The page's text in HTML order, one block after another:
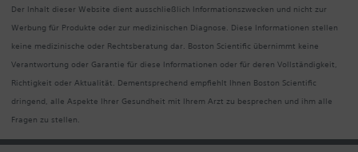
Der Inhalt dieser Website dient ausschließlich Informationszwecken und nicht zur
Werbung für Produkte oder zur medizinischen Diagnose. Diese Informationen stellen
keine medizinische oder Rechtsberatung dar. Boston Scientific übernimmt keine
Verantwortung oder Garantie für diese Informationen oder für deren Vollständigkeit,
Richtigkeit oder Aktualität. Dementsprechend empfiehlt Ihnen Boston Scientific
dringend, alle Aspekte Ihrer Gesundheit mit Ihrem Arzt zu besprechen und ihm alle
Fragen zu stellen.